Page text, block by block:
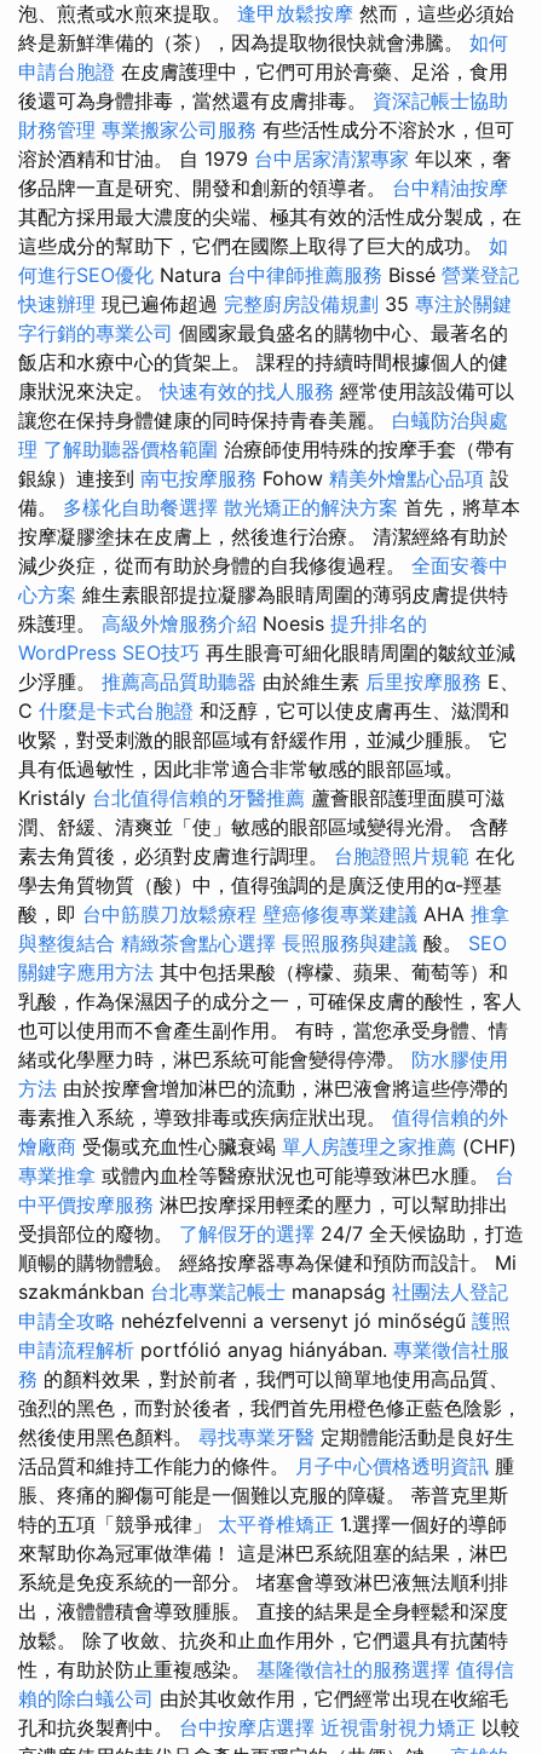
泡、煎煮或水煎來提取。 逢甲放鬆按摩 然而，這些必須始
終是新鮮準備的（茶），因為提取物很快就會沸騰。 如何
申請台胞證 在皮膚護理中，它們可用於膏藥、足浴，食用
後還可為身體排毒，當然還有皮膚排毒。 資深記帳士協助
財務管理 專業搬家公司服務 有些活性成分不溶於水，但可
溶於酒精和甘油。 自 1979 台中居家清潔專家 年以來，奢
侈品牌一直是研究、開發和創新的領導者。 台中精油按摩
其配方採用最大濃度的尖端、極其有效的活性成分製成，在
這些成分的幫助下，它們在國際上取得了巨大的成功。 如
何進行SEO優化 Natura 台中律師推薦服務 Bissé 營業登記
快速辦理 現已遍佈超過 完整廚房設備規劃 35 專注於關鍵
字行銷的專業公司 個國家最負盛名的購物中心、最著名的
飯店和水療中心的貨架上。 課程的持續時間根據個人的健
康狀況來決定。快速有效的找人服務 經常使用該設備可以
讓您在保持身體健康的同時保持青春美麗。 白蟻防治與處
理 了解助聽器價格範圍 治療師使用特殊的按摩手套（帶有
銀線）連接到 南屯按摩服務 Fohow 精美外燴點心品項 設
備。 多樣化自助餐選擇 散光矯正的解決方案 首先，將草本
按摩凝膠塗抹在皮膚上，然後進行治療。 清潔經絡有助於
減少炎症，從而有助於身體的自我修復過程。 全面安養中
心方案 維生素眼部提拉凝膠為眼睛周圍的薄弱皮膚提供特
殊護理。 高級外燴服務介紹 Noesis 提升排名的
WordPress SEO技巧 再生眼膏可細化眼睛周圍的皺紋並減
少浮腫。 推薦高品質助聽器 由於維生素 后里按摩服務 E、
C 什麼是卡式台胞證 和泛醇，它可以使皮膚再生、滋潤和
收緊，對受刺激的眼部區域有舒緩作用，並減少腫脹。 它
具有低過敏性，因此非常適合非常敏感的眼部區域。
Kristály 台北值得信賴的牙醫推薦 蘆薈眼部護理面膜可滋
潤、舒緩、清爽並「使」敏感的眼部區域變得光滑。 含酵
素去角質後，必須對皮膚進行調理。 台胞證照片規範 在化
學去角質物質（酸）中，值得強調的是廣泛使用的α-羥基
酸，即 台中筋膜刀放鬆療程 壁癌修復專業建議 AHA 推拿
與整復結合 精緻茶會點心選擇 長照服務與建議 酸。 SEO
關鍵字應用方法 其中包括果酸（檸檬、蘋果、葡萄等）和
乳酸，作為保濕因子的成分之一，可確保皮膚的酸性，客人
也可以使用而不會產生副作用。 有時，當您承受身體、情
緒或化學壓力時，淋巴系統可能會變得停滯。 防水膠使用
方法 由於按摩會增加淋巴的流動，淋巴液會將這些停滯的
毒素推入系統，導致排毒或疾病症狀出現。 值得信賴的外
燴廠商 受傷或充血性心臟衰竭 單人房護理之家推薦 (CHF)
專業推拿 或體內血栓等醫療狀況也可能導致淋巴水腫。 台
中平價按摩服務 淋巴按摩採用輕柔的壓力，可以幫助排出
受損部位的廢物。 了解假牙的選擇 24/7 全天候協助，打造
順暢的購物體驗。 經絡按摩器專為保健和預防而設計。 Mi
szakmánkban 台北專業記帳士 manapság 社團法人登記
申請全攻略 nehézfelvenni a versenyt jó minőségű 護照
申請流程解析 portfólió anyag hiányában. 專業徵信社服
務 的顏料效果，對於前者，我們可以簡單地使用高品質、
強烈的黑色，而對於後者，我們首先用橙色修正藍色陰影，
然後使用黑色顏料。 尋找專業牙醫 定期體能活動是良好生
活品質和維持工作能力的條件。 月子中心價格透明資訊 腫
脹、疼痛的腳傷可能是一個難以克服的障礙。 蒂普克里斯
特的五項「競爭戒律」 太平脊椎矯正 1.選擇一個好的導師
來幫助你為冠軍做準備！ 這是淋巴系統阻塞的結果，淋巴
系統是免疫系統的一部分。 堵塞會導致淋巴液無法順利排
出，液體體積會導致腫脹。 直接的結果是全身輕鬆和深度
放鬆。 除了收斂、抗炎和止血作用外，它們還具有抗菌特
性，有助於防止重複感染。 基隆徵信社的服務選擇 值得信
賴的除白蟻公司 由於其收斂作用，它們經常出現在收縮毛
孔和抗炎製劑中。 台中按摩店選擇 近視雷射視力矯正 以較